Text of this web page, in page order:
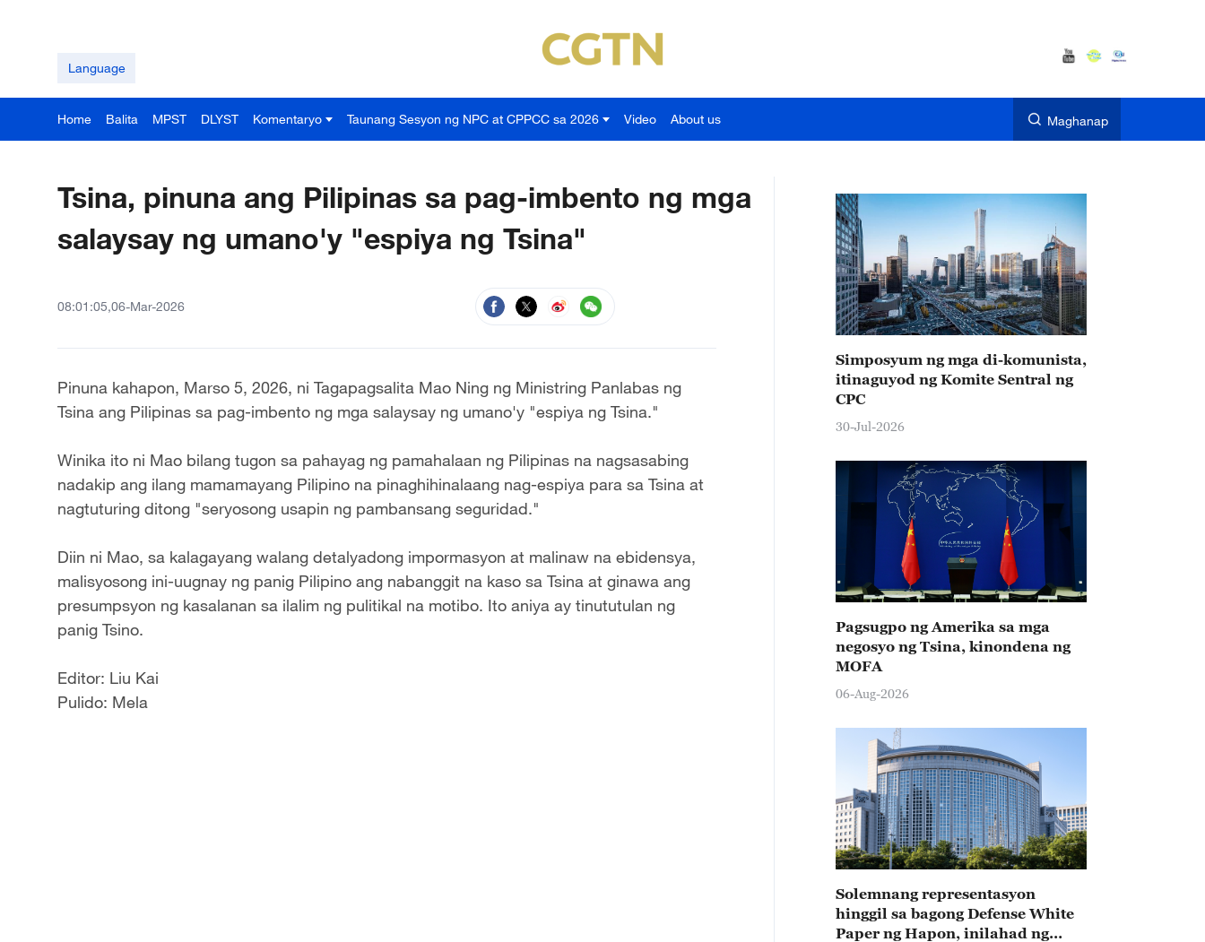
Language
Home Balita MPST DLYST Komentaryo Taunang Sesyon ng NPC at CPPCC sa 2026 Video About us Maghanap
Tsina, pinuna ang Pilipinas sa pag-imbento ng mga
salaysay ng umano'y "espiya ng Tsina"
08:01:05,06-Mar-2026
Pinuna kahapon, Marso 5, 2026, ni Tagapagsalita Mao Ning ng Ministring Panlabas ng
Tsina ang Pilipinas sa pag-imbento ng mga salaysay ng umano'y "espiya ng Tsina."
Winika ito ni Mao bilang tugon sa pahayag ng pamahalaan ng Pilipinas na nagsasabing
nadakip ang ilang mamamayang Pilipino na pinaghihinalaang nag-espiya para sa Tsina at
nagtuturing ditong "seryosong usapin ng pambansang seguridad."
Diin ni Mao, sa kalagayang walang detalyadong impormasyon at malinaw na ebidensya,
malisyosong ini-uugnay ng panig Pilipino ang nabanggit na kaso sa Tsina at ginawa ang
presumpsyon ng kasalanan sa ilalim ng pulitikal na motibo. Ito aniya ay tinututulan ng
panig Tsino.
Editor: Liu Kai
Pulido: Mela
Simposyum ng mga di-komunista,
itinaguyod ng Komite Sentral ng
CPC
30-Jul-2026
Pagsugpo ng Amerika sa mga
negosyo ng Tsina, kinondena ng
MOFA
06-Aug-2026
Solemnang representasyon
hinggil sa bagong Defense White
Paper ng Hapon, inilahad ng